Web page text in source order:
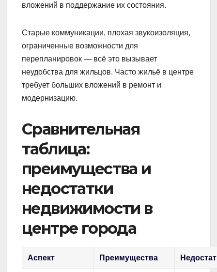
вложений в поддержание их состояния.
Старые коммуникации, плохая звукоизоляция,
ограниченные возможности для
перепланировок — всё это вызывает
неудобства для жильцов. Часто жильё в центре
требует больших вложений в ремонт и
модернизацию.
Сравнительная
таблица:
преимущества и
недостатки
недвижимости в
центре города
Аспект Преимущества